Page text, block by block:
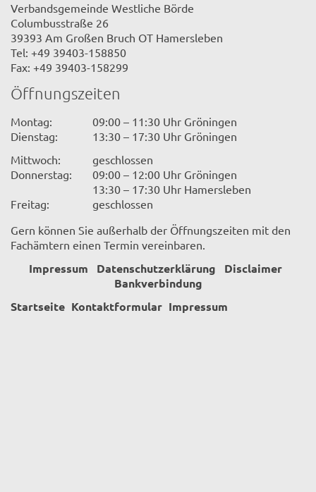
Verbandsgemeinde Westliche Börde
Columbusstraße 26
39393 Am Großen Bruch OT Hamersleben
Tel: +49 39403-158850
Fax: +49 39403-158299
Öffnungszeiten
Montag:
09:00 – 11:30 Uhr Gröningen
Dienstag:
13:30 – 17:30 Uhr Gröningen
Mittwoch:
geschlossen
Donnerstag:
09:00 – 12:00 Uhr Gröningen
13:30 – 17:30 Uhr Hamersleben
Freitag:
geschlossen
Gern können Sie außerhalb der Öffnungszeiten mit den
Fachämtern einen Termin vereinbaren.
Impressum Datenschutzerklärung
Disclaimer
Bankverbindung
Startseite Kontaktformular Impressum